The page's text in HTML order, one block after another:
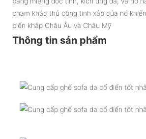
chạm khắc thủ công tinh xảo của nó
biến khắp Châu Âu và Châu Mỹ
Thông tin sản phẩm